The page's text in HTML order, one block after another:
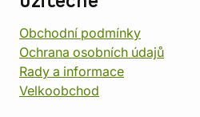
Obchodní podmínky
Ochrana osobních údajů
Rady a informace
Velkoobchod